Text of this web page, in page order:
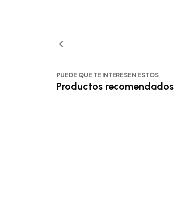
PUEDE QUE TE INTERESEN ESTOS
Productos recomendados